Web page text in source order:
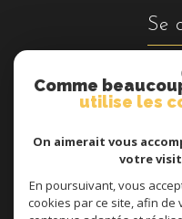
se
© 2026 | Tous droits
Plan du site- Mentions légales- Nos
Comme
utilise les
On aimerait vous
votre
En poursuivant, vous
cookies par ce site, afin de